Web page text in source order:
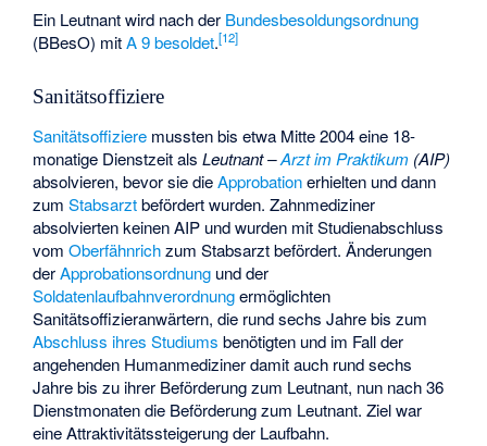
Ein Leutnant wird nach der Bundesbesoldungsordnung
(BBesO) mitA 9 besoldet.[12]
Sanitätsoffiziere
Sanitätsoffiziere mussten bis etwa Mitte 2004 eine 18-
monatige Dienstzeit alsLeutnant –Arzt im Praktikum (AIP)
absolvieren, bevor sie dieApprobationerhielten und dann
zumStabsarztbefördert wurden. Zahnmediziner
absolvierten keinen AIP und wurden mit Studienabschluss
vomOberfähnrichzum Stabsarzt befördert. Änderungen
derApprobationsordnung und der
Soldatenlaufbahnverordnungermöglichten
Sanitätsoffizieranwärtern, die rund sechs Jahre bis zum
Abschluss ihres Studiums benötigten und im Fall der
angehenden Humanmediziner damit auch rund sechs
Jahre bis zu ihrer Beförderung zum Leutnant, nun nach 36
Dienstmonaten die Beförderung zum Leutnant. Ziel war
eine Attraktivitätssteigerung der Laufbahn.